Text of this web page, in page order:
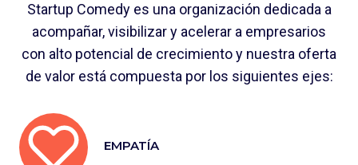
Startup Comedy es una organización dedicada a
acompañar, visibilizar y acelerar a empresarios
con alto potencial de crecimiento y nuestra oferta
de valor está compuesta por los siguientes ejes:
EMPATÍA